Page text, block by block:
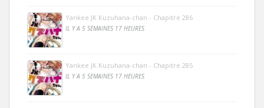
Yankee JK Kuzuhana-chan - Chapitre 286
IL Y A 5 SEMAINES 17 HEURES
Yankee JK Kuzuhana-chan - Chapitre 285
IL Y A 5 SEMAINES 17 HEURES